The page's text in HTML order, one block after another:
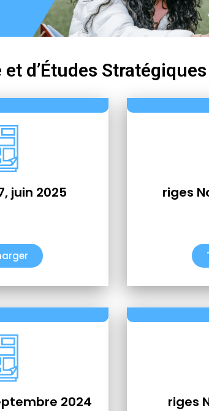
d’Études Stratégiques
juin 2025 riges
2024 riges